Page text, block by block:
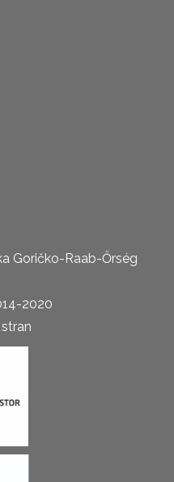
Goričko-Raab-Őrség
2020